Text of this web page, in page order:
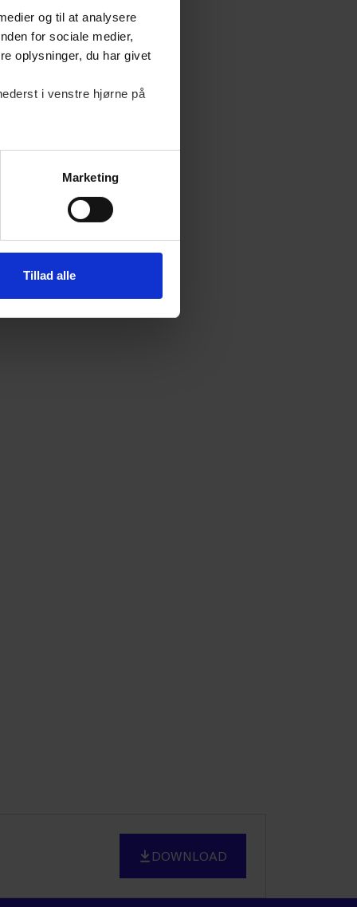
og til at analysere
for sociale medier,
oplysninger, du har givet
i venstre hjørne på
Marketing
Tillad alle
DOWNLOAD